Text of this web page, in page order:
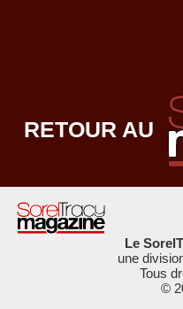
RETOUR AU
Le
une
Tous
©